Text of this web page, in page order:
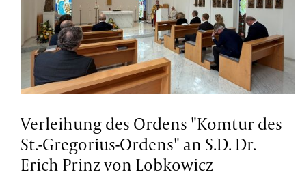
Verleihung des Ordens "Komtur des
St.-Gregorius-Ordens" an S.D. Dr.
Erich Prinz von Lobkowicz